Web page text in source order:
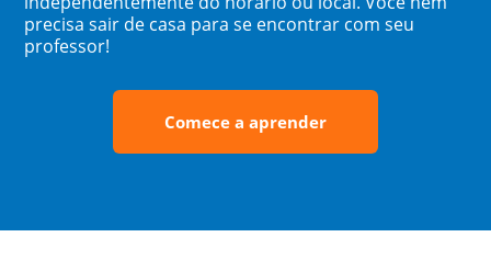
precisa sair de casa para se encontrar com seu
professor!
Comece a aprender